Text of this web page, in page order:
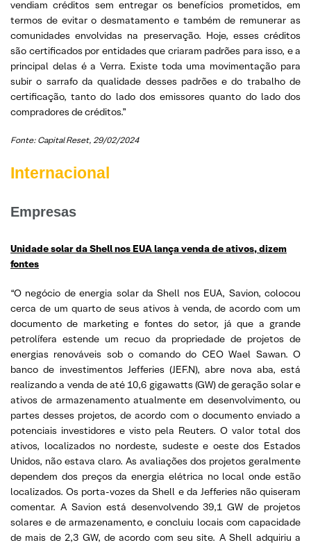
vendiam créditos sem entregar os benefícios prometidos, em
termos de evitar o desmatamento e também de remunerar as
comunidades envolvidas na preservação. Hoje, esses créditos
são certificados por entidades que criaram padrões para isso, e a
principal delas é a Verra. Existe toda uma movimentação para
subir o sarrafo da qualidade desses padrões e do trabalho de
certificação, tanto do lado dos emissores quanto do lado dos
compradores de créditos.”
Fonte: Capital Reset, 29/02/2024
Internacional
Empresas
Unidade solar da Shell nos EUA lança venda de ativos, dizem
fontes
“O negócio de energia solar da Shell nos EUA, Savion, colocou
cerca de um quarto de seus ativos à venda, de acordo com um
documento de marketing e fontes do setor, já que a grande
petrolífera estende um recuo da propriedade de projetos de
energias renováveis sob o comando do CEO Wael Sawan. O
banco de investimentos Jefferies (JEF.N), abre nova aba, está
realizando a venda de até 10,6 gigawatts (GW) de geração solar e
ativos de armazenamento atualmente em desenvolvimento, ou
partes desses projetos, de acordo com o documento enviado a
potenciais investidores e visto pela Reuters. O valor total dos
ativos, localizados no nordeste, sudeste e oeste dos Estados
Unidos, não estava claro. As avaliações dos projetos geralmente
dependem dos preços da energia elétrica no local onde estão
localizados. Os porta-vozes da Shell e da Jefferies não quiseram
comentar. A Savion está desenvolvendo 39,1 GW de projetos
solares e de armazenamento, e concluiu locais com capacidade
de mais de 2,3 GW, de acordo com seu site. A Shell adquiriu a